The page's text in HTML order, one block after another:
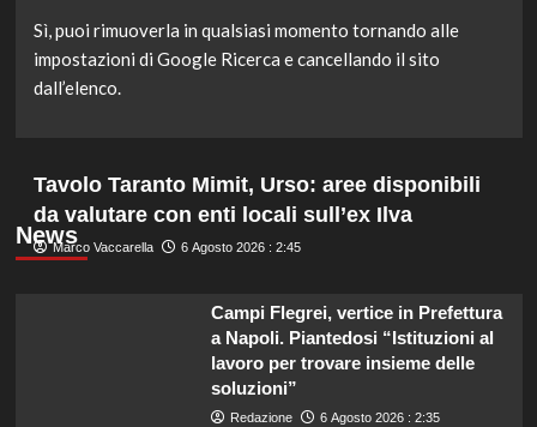
Sì, puoi rimuoverla in qualsiasi momento tornando alle
impostazioni di Google Ricerca e cancellando il sito
dall’elenco.
News
Tavolo Taranto Mimit, Urso: aree disponibili
da valutare con enti locali sull’ex Ilva
Marco Vaccarella 6 Agosto 2026 : 2:45
Campi Flegrei, vertice in Prefettura
a Napoli. Piantedosi “Istituzioni al
lavoro per trovare insieme delle
soluzioni”
Redazione 6 Agosto 2026 : 2:35